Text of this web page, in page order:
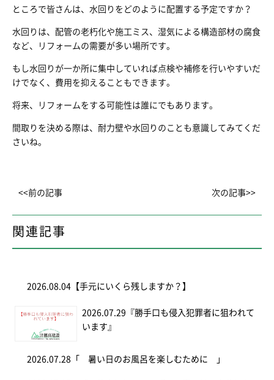
ところで皆さんは、水回りをどのように配置する予定ですか？
水回りは、配管の老朽化や施工ミス、湿気による構造部材の腐食
など、リフォームの需要が多い場所です。
もし水回りが一か所に集中していれば点検や補修を行いやすいだ
けでなく、費用を抑えることもできます。
将来、リフォームをする可能性は誰にでもあります。
間取りを決める際は、耐力壁や水回りのことも意識してみてくだ
さいね。
<<前の記事 次の記事>>
関連記事
2026.08.04 【手元にいくら残しますか？】
2026.07.29 『勝手口も侵入犯罪者に狙われて
います』
2026.07.28 「 暑い日のお風呂を楽しむために 」